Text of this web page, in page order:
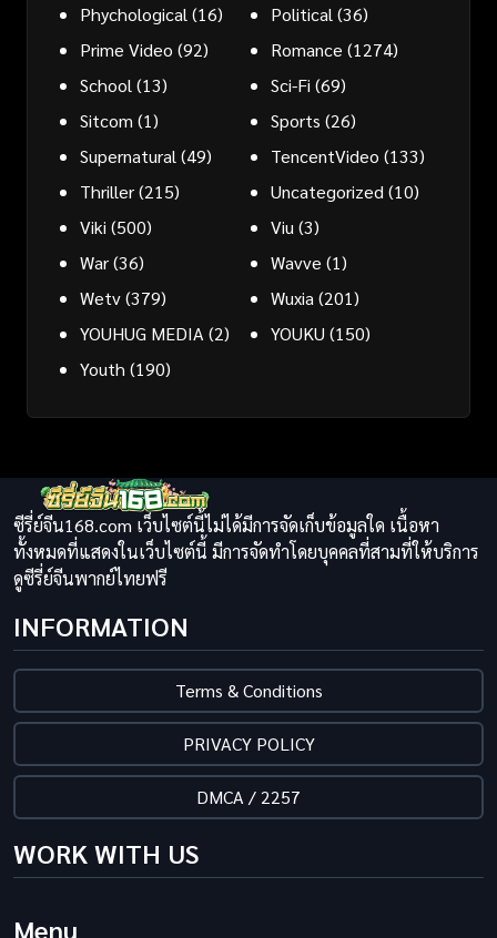
Phychological (16) Political (36)
Prime Video (92) Romance (1274)
School (13) Sci-Fi (69)
Sitcom (1) Sports (26)
Supernatural (49) TencentVideo (133)
Thriller(215) Uncategorized (10)
Viki (500) Viu (3)
War(36) Wavve (1)
Wetv(379) Wuxia (201)
YOUHUG MEDIA (2) YOUKU (150)
Youth (190)
ซีรี่ย์จีน168.com เว็บไซต์นี้ไม่ได้มีการจัดเก็บข้อมูลใด เนื้อหา
ทั้งหมดที่แสดงในเว็บไซต์นี้ มีการจัดทำโดยบุคคลที่สามที่ให้บริการ
ดูซีรี่ย์จีนพากย์ไทยฟรี
INFORMATION
Terms & Conditions
PRIVACY POLICY
DMCA / 2257
WORK WITH US
Menu